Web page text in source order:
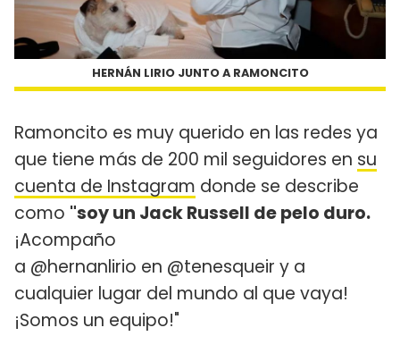
HERNÁN LIRIO JUNTO A RAMONCITO
Ramoncito es muy querido en las redes ya
que tiene más de 200 mil seguidores en su
cuenta de Instagram donde se describe
como "soy un Jack Russell de pelo duro.
¡Acompaño
a @hernanlirio en @tenesqueir y a
cualquier lugar del mundo al que vaya!
¡Somos un equipo!"